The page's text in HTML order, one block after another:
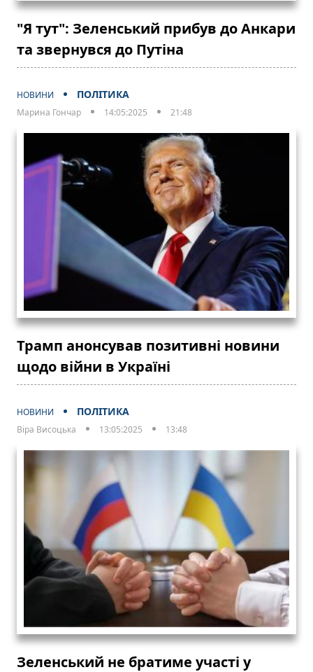
"Я тут": Зеленський прибув до Анкари
та звернувся до Путіна
НОВИНИ ПОЛІТИКА
Марина Гончар 14:05:2025 21:48
Трамп анонсував позитивні новини
щодо війни в Україні
НОВИНИ ПОЛІТИКА
Віра Висоцька 13:05:2025 13:48
Зеленський не братиме участі у